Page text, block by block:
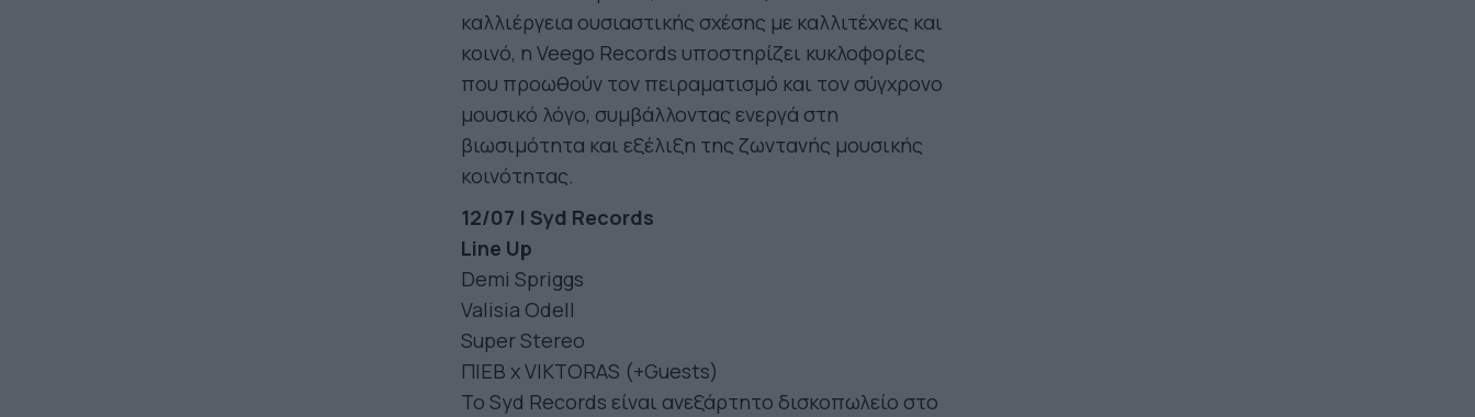
καλλιέργεια ουσιαστικής σχέσης με καλλιτέχνες και
κοινό, η Veego Records υποστηρίζει κυκλοφορίες
που προωθούν τον πειραματισμό και τον σύγχρονο
μουσικό λόγο, συμβάλλοντας ενεργά στη
βιωσιμότητα και εξέλιξη της ζωντανής μουσικής
κοινότητας.
12/07 | Syd Records
Line Up
Demi Spriggs
Valisia Odell
Super Stereo
ΠΙΕΒ x VIKTORAS (+Guests)
Το Syd Records είναι ανεξάρτητο δισκοπωλείο στο